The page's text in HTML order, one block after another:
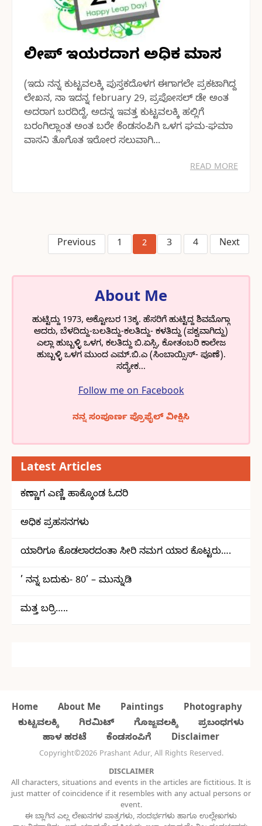
ಲೀಪ್ ಇಯರದಾಗ ಅಧಿಕ ಮಾಸ
(ಇದು ನನ್ನ ಕುಟ್ಟವಲಕ್ಕಿ ಪುಸ್ತಕದೊಳಗ ಈಗಾಗಲೇ ಪ್ರಕಟಾಗಿದ್ದ
ಲೇಖನ, ನಾ ಇದನ್ನ february 29, ಪ್ರಪೋಸಲ್ ಡೇ ಅಂತ
ಅದರಾಗ ಬರದಿದ್ದೆ, ಅದನ್ನ ಇವತ್ತ ಕುಟ್ಟವಲಕ್ಕಿ ಹಲ್ಲಿಗೆ
ಬರಂಗಿಲ್ಲಾಂತ ಅಂತ ಬರೇ ಕೆಂಡಸಂಪಿಗಿ ಒಳಗ ಘಮ-ಘಮಾ
ವಾಸನಿ ತೊಗೊತ ಇರೋರ ಸಲುವಾಗಿ...
READ MORE
Previous 1 2 3 4 Next
About Me
ಹುಟ್ಟಿದ್ದು 1973, ಅಕ್ಟೋಬರ 13ಕ್ಕ. ಹೆಸರಿಗೆ ಹುಟ್ಟಿದ್ದ ಶಿವಮೊಗ್ಗಾ
ಆದರು, ಬೆಳದಿದ್ದು-ಬಲತಿದ್ದು-ಕಲತಿದ್ದು- ಕಳತಿದ್ದು (ಪಕ್ವವಾಗಿದ್ದು)
ಎಲ್ಲಾ ಹುಬ್ಬಳ್ಳಿ ಒಳಗ, ಕಲತಿದ್ದು ಬಿ.ಏಸ್ಸಿ, ಕೋತಂಬರಿ ಕಾಲೇಜ
ಹುಬ್ಬಳ್ಳಿ ಒಳಗ ಮುಂದ ಎಮ್.ಬಿ.ಎ (ಸಿಂಬಾಯ್ಸಿಸ್- ಪೂಣೆ).
ಸದ್ಯೇಕ...
Follow me on Facebook
ನನ್ನ ಸಂಪೂರ್ಣ ಪ್ರೊಫೈಲ್ ವೀಕ್ಷಿಸಿ
Latest Articles
ಕಣ್ಣಾಗ ಎಣ್ಣಿ ಹಾಕ್ಕೊಂಡ ಓದರಿ
ಅಧಿಕ ಪ್ರಹಸನಗಳು
ಯಾರಿಗೂ ಕೊಡಲಾರದಂತಾ ಸೀರಿ ನಮಗ ಯಾರ ಕೊಟ್ಟರು….
’ ನನ್ನ ಬದುಕು- 80’ – ಮುನ್ನುಡಿ
ಮತ್ತ ಬರ್ರಿ…..
Home About Me Paintings
Photography
ಕುಟ್ಟವಲಕ್ಕಿ
ಗಿರಮಿಟ್ ಗೊಜ್ಜವಲಕ್ಕಿ
ಪ್ರಬಂಧಗಳು
ಹಾಳ ಹರಟೆ
ಕೆಂಡಸಂಪಿಗೆ Disclaimer
Copyright©2026 Prashant Adur, All Rights Reserved.
DISCLAIMER
All characters, situations and events in the articles are fictitious. It is
just matter of coincidence if it resembles with any actual persons or
event.
ಈ ಬ್ಲಾಗಿನ ಎಲ್ಲ ಲೇಖನಗಳ ಪಾತ್ರಗಳು, ಸಂದರ್ಭಗಳು ಹಾಗೂ ಉಲ್ಲೇಖಗಳು